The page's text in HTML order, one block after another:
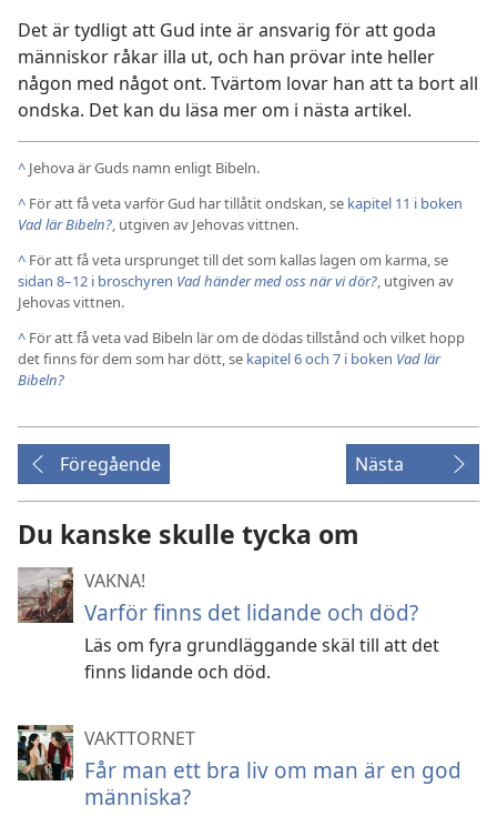
Det är tydligt att Gud inte är ansvarig för att goda
människor råkar illa ut, och han prövar inte heller
någon med något ont. Tvärtom lovar han att ta bort all
ondska. Det kan du läsa mer om i nästa artikel.
^ Jehova är Guds namn enligt Bibeln.
^ För att få veta varför Gud har tillåtit ondskan, se kapitel 11 i boken
Vad lär Bibeln?, utgiven av Jehovas vittnen.
^ För att få veta ursprunget till det som kallas lagen om karma, se
sidan 8–12 i broschyren Vad händer med oss när vi dör?, utgiven av
Jehovas vittnen.
^ För att få veta vad Bibeln lär om de dödas tillstånd och vilket hopp
det finns för dem som har dött, se kapitel 6 och 7 i boken Vad lär
Bibeln?
Föregående Nästa
Du kanske skulle tycka om
VAKNA!
Varför finns det lidande och död?
Läs om fyra grundläggande skäl till att det
finns lidande och död.
VAKTTORNET
Får man ett bra liv om man är en god
människa?